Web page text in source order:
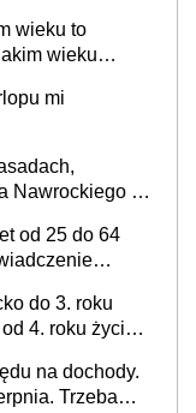
wieku to
wieku
mi
Nawrockiego –
od 25 do 64
do 3. roku
4. roku życia
na dochody.
Trzeba